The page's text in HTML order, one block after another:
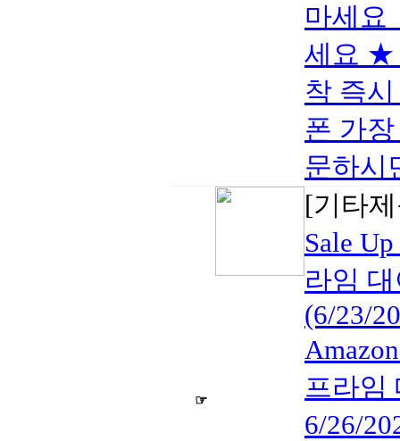
마세요
세요 ★
착 즉
폰 가
문하시
☞
[기타
Sale
라임
(6/23/
프라임
6/26/